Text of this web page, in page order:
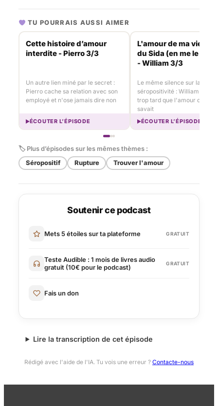
TU POURRAIS AUSSI AIMER
Cette histoire d’amour
interdite - Pierro 3/3
Un autre lien miné par le secret :
Pierro cache sa relation avec son
employé et n'ose jamais dire non
ÉCOUTER L’ÉPISODE
L'amour de ma vie
du Sida (en me le
- William 3/3
Le même silence sur la
séropositivité : William
trop tard que l'amour de sa
savait
ÉCOUTER L’ÉPISODE
🏷 Plus d’épisodes sur les mêmes thèmes :
Séropositif
Rupture Trouver l'amour
Soutenir ce podcast
Mets 5 étoiles sur ta plateforme GRATUIT
Teste Audible : 1 mois de livres audio
gratuit (10€ pour le podcast)
GRATUIT
Fais un don
Lire la transcription de cet épisode
Rédigé avec l'aide de l'IA. Tu vois une erreur ? Contacte-nous